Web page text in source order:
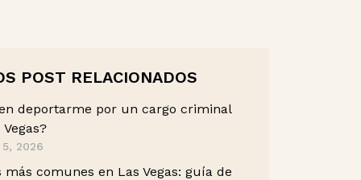
POST RELACIONADOS
deportarme por un cargo criminal
2026
más comunes en Las Vegas: guía de